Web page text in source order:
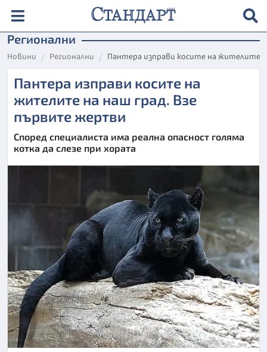
Регионални
Новини Регионални Пантера изправи косите на жителите
Пантера изправи косите на
жителите на наш град. Взе
първите жертви
Според специалиста има реална опасност голяма
котка да слезе при хората